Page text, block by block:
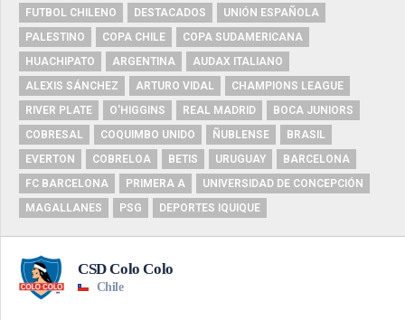
FUTBOL CHILENO
DESTACADOS
UNIÓN ESPAÑOLA
PALESTINO
COPA CHILE
COPA SUDAMERICANA
HUACHIPATO
ARGENTINA
AUDAX ITALIANO
ALEXIS SÁNCHEZ
ARTURO VIDAL
CHAMPIONS LEAGUE
RIVER PLATE
O'HIGGINS REAL MADRID
BOCA JUNIORS
COBRESAL
COQUIMBO UNIDO ÑUBLENSE
BRASIL
EVERTON
COBRELOA BETIS URUGUAY
BARCELONA
FC BARCELONA
PRIMERA A
UNIVERSIDAD DE CONCEPCIÓN
MAGALLANES
PSG DEPORTES IQUIQUE